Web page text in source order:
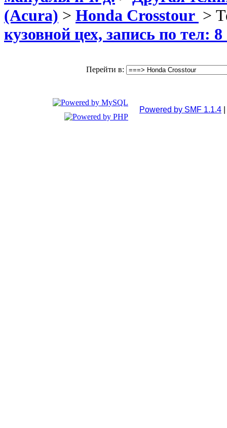
(Acura) > Honda Crosstour >
кузовной цех, запись по тел:
Перейти в:
Powered by SMF 1.1.4